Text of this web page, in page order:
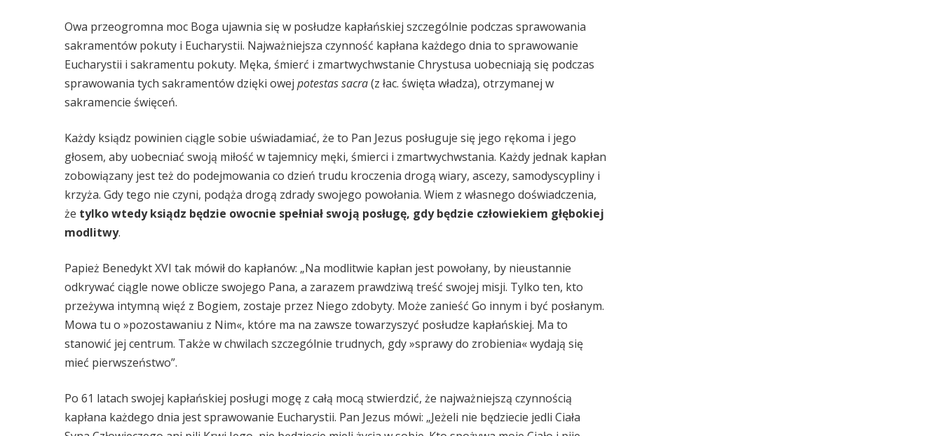
Owa przeogromna moc Boga ujawnia się w posłudze kapłańskiej szczególnie podczas sprawowania
sakramentów pokuty i Eucharystii. Najważniejsza czynność kapłana każdego dnia to sprawowanie
Eucharystii i sakramentu pokuty. Męka, śmierć i zmartwychwstanie Chrystusa uobecniają się podczas
sprawowania tych sakramentów dzięki owej potestas sacra(z łac. święta władza), otrzymanej w
sakramencie święceń.
Każdy ksiądz powinien ciągle sobie uświadamiać, że to Pan Jezus posługuje się jego rękoma i jego
głosem, aby uobecniać swoją miłość w tajemnicy męki, śmierci i zmartwychwstania. Każdy jednak kapłan
zobowiązany jest też do podejmowania co dzień trudu kroczenia drogą wiary, ascezy, samodyscypliny i
krzyża. Gdy tego nie czyni, podąża drogą zdrady swojego powołania. Wiem z własnego doświadczenia,
że tylko wtedy ksiądz będzie owocnie spełniał swoją posługę, gdy będzie człowiekiem głębokiej
modlitwy.
Papież Benedykt XVI tak mówił do kapłanów: „Na modlitwie kapłan jest powołany, by nieustannie
odkrywać ciągle nowe oblicze swojego Pana, a zarazem prawdziwą treść swojej misji. Tylko ten, kto
przeżywa intymną więź z Bogiem, zostaje przez Niego zdobyty. Może zanieść Go innym i być posłanym.
Mowa tu o »pozostawaniu z Nim«, które ma na zawsze towarzyszyć posłudze kapłańskiej. Ma to
stanowić jej centrum. Także w chwilach szczególnie trudnych, gdy »sprawy do zrobienia« wydają się
mieć pierwszeństwo”.
Po 61 latach swojej kapłańskiej posługi mogę z całą mocą stwierdzić, że najważniejszą czynnością
kapłana każdego dnia jest sprawowanie Eucharystii. Pan Jezus mówi: „Jeżeli nie będziecie jedli Ciała